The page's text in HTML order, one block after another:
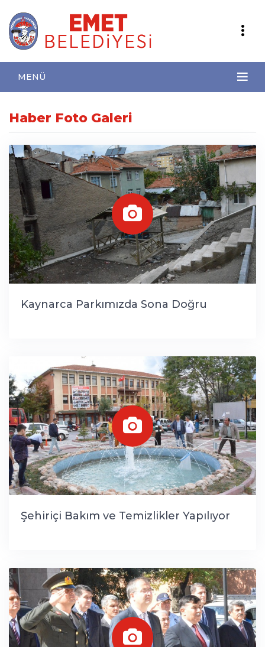
MENÜ
Haber Foto Galeri
Kaynarca Parkımızda Sona Doğru
Şehiriçi Bakım ve Temizlikler Yapılıyor